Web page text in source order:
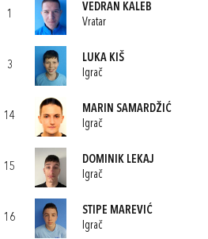
1
VEDRAN KALEB
Vratar
3
LUKA KIŠ
Igrač
14
MARIN SAMARDŽIĆ
Igrač
15
DOMINIK LEKAJ
Igrač
16
STIPE MAREVIĆ
Igrač